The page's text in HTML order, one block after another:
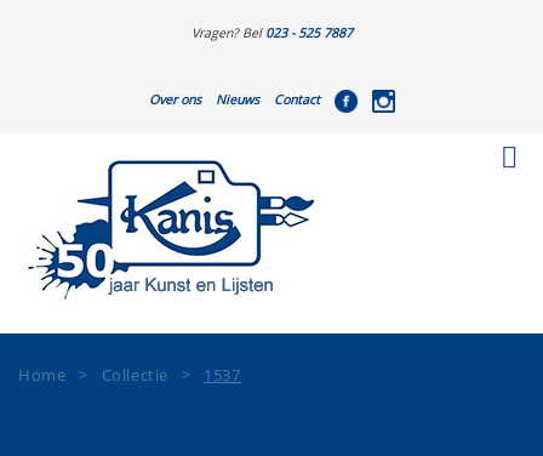
Vragen? Bel 023 - 525 7887
Over ons Nieuws Contact
Home > Collectie > 1537